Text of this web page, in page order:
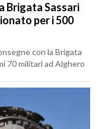
Brigata Sassari
per i 500
con la Brigata
70 militari ad Alghero